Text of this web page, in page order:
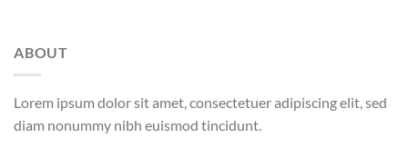
ABOUT
Lorem ipsum dolor sit amet, consectetuer adipiscing elit, sed
diam nonummy nibh euismod tincidunt.